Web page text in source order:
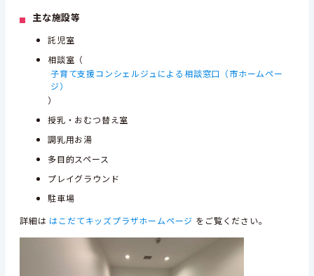
主な施設等
託児室
相談室（
子育て支援コンシェルジュによる相談窓口（市ホームペー
ジ）
）
授乳・おむつ替え室
調乳用お湯
多目的スペース
プレイグラウンド
駐車場
詳細は はこだてキッズプラザホームページ をご覧ください。